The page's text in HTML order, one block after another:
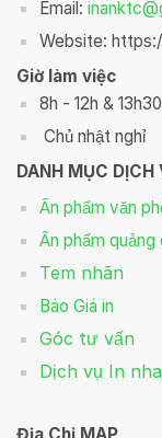
Email:
Website:
Giờ làm việc
8h - 12h &
Chủ nhật nghỉ
DANH MỤC DỊCH
Ấn phẩm văn
Ấn phẩm quảng
Tem nhãn
Báo Giá in
Góc tư vấn
Dịch vụ In